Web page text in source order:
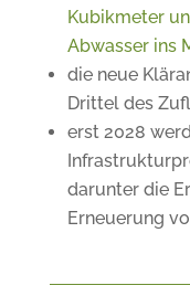
Kubikmeter
Abwasser ins
die neue
Drittel des
erst 2028
darunter die
Erneuerung